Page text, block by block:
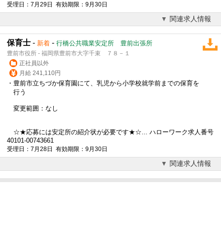
受理日：7月29日 有効期限：9月30日
関連求人情報
保育士 - 新着 - 行橋公共職業安定所 豊前出張所
豊前市役所 - 福岡県豊前市大字千束 ７８－１
正社員以外
月給 241,110円
・豊前市立ちづか保育園にて、乳児から小学校就学前までの保育を
行う
変更範囲：なし
☆★応募には安定所の紹介状が必要です★☆... ハローワーク求人番号
40101-00743661
受理日：7月28日 有効期限：9月30日
関連求人情報